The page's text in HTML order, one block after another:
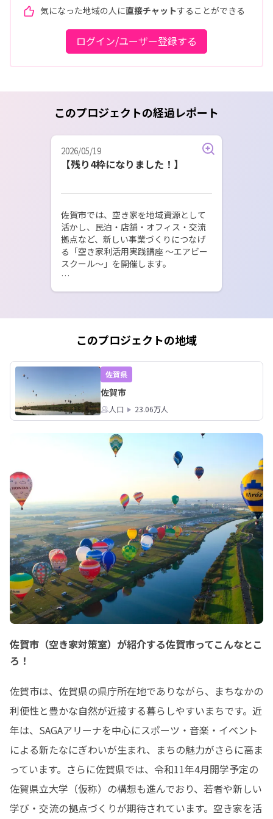
気になった地域の人に直接チャットすることができる
ログイン/ユーザー登録する
このプロジェクトの経過レポート
2026/05/19
【残り4枠になりました！】
佐賀市では、空き家を地域資源として
活かし、民泊・店舗・オフィス・交流
拠点など、新しい事業づくりにつなげ
る「空き家利活用実践講座 ～エアビー
スクール～」を開催します。
この講座は、空き家を持っている方だ
けのものではありません。
空き家を借りて事業を始めたい方、地
域で小さく起業してみたい方、移住や
二拠点居住をきっかけに佐賀と関わり
たい方にもご参加いただきたいと思っ
ています。
実践者のリアルな話、現地視察、ビジ
ネスプランづくりを通じて、「いつか
やってみたい」を「具体的に考える」3
佐賀で新しい一歩を踏み出したい方、
お待ちしています。
このプロジェクトの地域
佐賀県
佐賀市
人口 23.06万人
佐賀市（空き家対策室）が紹介する佐賀市ってこんなとこ
ろ！
佐賀市は、佐賀県の県庁所在地でありながら、まちなかの
利便性と豊かな自然が近接する暮らしやすいまちです。近
年は、SAGAアリーナを中心にスポーツ・音楽・イベント
による新たなにぎわいが生まれ、まちの魅力がさらに高ま
っています。さらに佐賀県では、令和11年4月開学予定の
佐賀県立大学（仮称）の構想も進んでおり、若者や新しい
学び・交流の拠点づくりが期待されています。空き家を活